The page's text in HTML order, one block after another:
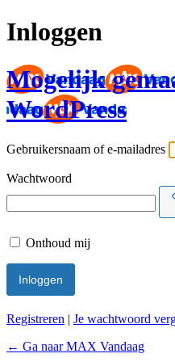
Inloggen
Mogelijk
WordPress
Gebruikersnaam of e-mailadres
Wachtwoord
Onthoud mij
Registreren | Je wachtwoord
← Ga naar MAX Vandaag